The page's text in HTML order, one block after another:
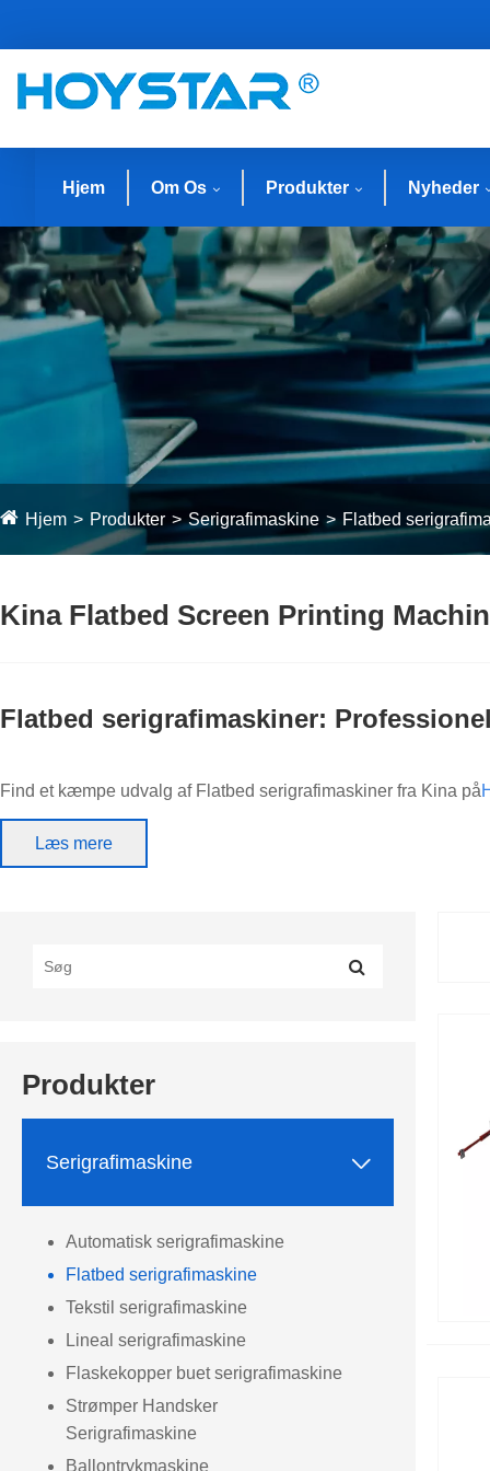
Hjem Om Os Produkter Nyheder
Hjem Produkter Serigrafimaskine Flatbed
Kina Flatbed Screen Printing
Flatbed serigrafimaskiner:
Find et kæmpe udvalg af Flatbed serigrafimaskiner fra Kina på
modeller med forskellige udskrivningsområder, designet til at
Læs mere
Produkter
Serigrafimaskine 
Automatisk serigrafimaskine
Flatbed serigrafimaskine
Tekstil serigrafimaskine
Lineal serigrafimaskine
Flaskekopper buet serigrafimaskine
Strømper Handsker
Serigrafimaskine
Ballontrykmaskine